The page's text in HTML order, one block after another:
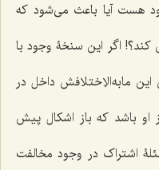
هست آیا باعث می‌شود که
اگر این سنخۀ وجود با
مابه‌الاِختلافش داخل در
او باشد که باز اشکال پیش
اشتراک در وجود مخالفت